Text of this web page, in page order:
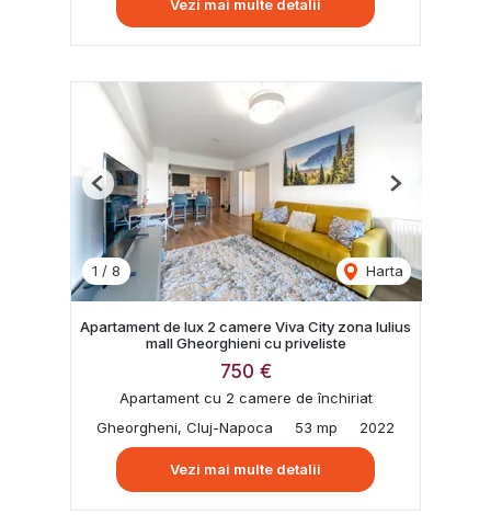
Vezi mai multe detalii
1 / 8 Harta
Previous Next
Apartament de lux 2 camere Viva City zona Iulius
mall Gheorghieni cu priveliste
750 €
Apartament cu 2 camere de închiriat
Gheorgheni, Cluj-Napoca
53 mp 2022
Vezi mai multe detalii